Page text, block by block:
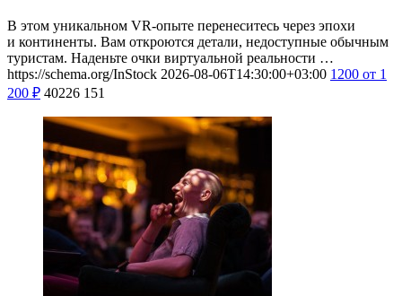
В этом уникальном VR-опыте перенеситесь через эпохи
и континенты. Вам откроются детали, недоступные обычным
туристам. Наденьте очки виртуальной реальности …
https://schema.org/InStock 2026-08-06T14:30:00+03:00 1200 от 1
200 ₽ 40226 151